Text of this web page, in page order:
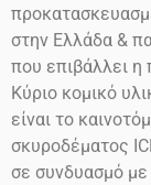
στην Ελλάδα &
που επιβάλλει η
Κύριο κομικό
είναι το
σκυροδέματος
σε συνδυασμό